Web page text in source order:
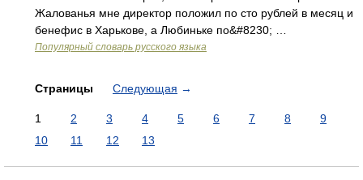
Жалованья мне директор положил по сто рублей в месяц и
бенефис в Харькове, а Любиньке по&#8230; …
Популярный словарь русского языка
Страницы Следующая →
1 2 3 4 5 6 7 8
9
10
11 12 13